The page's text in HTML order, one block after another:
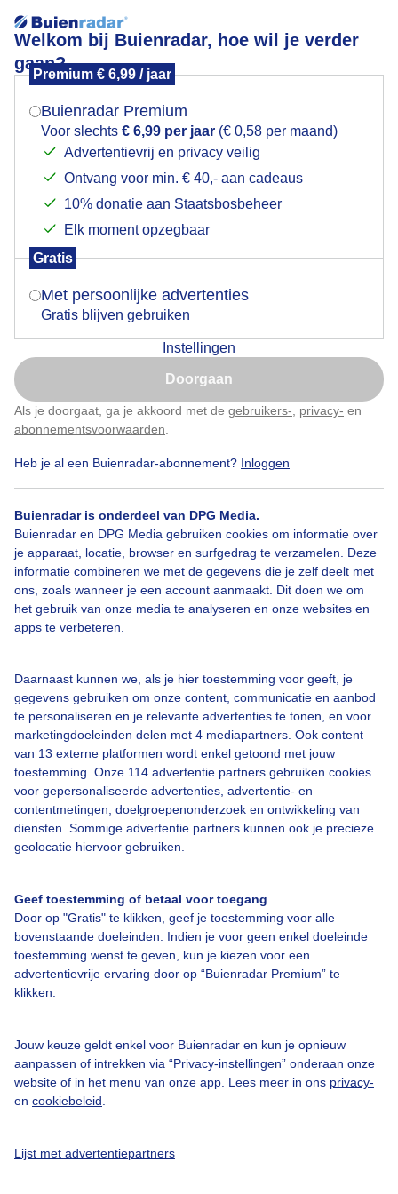
Welkom bij Buienradar, hoe wil je verder
gaan?
Premium € 6,99 / jaar
Buienradar Premium
Voor slechts € 6,99 per jaar (€ 0,58 per maand)
Advertentievrij en privacy veilig
Ontvang voor min. € 40,- aan cadeaus
10% donatie aan Staatsbosbeheer
Elk moment opzegbaar
Gratis
Met persoonlijke advertenties
Gratis blijven gebruiken
Instellingen
Doorgaan
Als je doorgaat, ga je akkoord met de gebruikers- privacy- en
abonnementsvoorwaarden
Heb je al een Buienradar-abonnement? Inloggen
Buienradar is onderdeel van DPG Media.
Buienradar en DPG Media gebruiken cookies om informatie over
je apparaat, locatie, browser en surfgedrag te verzamelen. Deze
informatie combineren we met de gegevens die je zelf deelt met
ons, zoals wanneer je een account aanmaakt. Dit doen we om
het gebruik van onze media te analyseren en onze websites en
apps te verbeteren.
Daarnaast kunnen we, als je hier toestemming voor geeft, je
gegevens gebruiken om onze content, communicatie en aanbod
te personaliseren en je relevante advertenties te tonen, en voor
marketingdoeleinden delen met 4 mediapartners. Ook content
van 13 externe platformen wordt enkel getoond met jouw
toestemming. Onze 114 advertentie partners gebruiken cookies
voor gepersonaliseerde advertenties, advertentie- en
contentmetingen, doelgroepenonderzoek en ontwikkeling van
diensten. Sommige advertentie partners kunnen ook je precieze
geolocatie hiervoor gebruiken.
Geef toestemming of betaal voor toegang
Door op "Gratis" te klikken, geef je toestemming voor alle
bovenstaande doeleinden. Indien je voor geen enkel doeleinde
toestemming wenst te geven, kun je kiezen voor een
advertentievrije ervaring door op “Buienradar Premium” te
klikken.
Jouw keuze geldt enkel voor Buienradar en kun je opnieuw
aanpassen of intrekken via “Privacy-instellingen” onderaan onze
website of in het menu van onze app. Lees meer in ons privacy-
en cookiebeleid
Lijst met advertentiepartners
Aardappelplanten bewateren!
Zomerse dag!
Aardappelplanten Zomer
Bekijk slideshow
Een moment geduld aub...
Bedrijfsgegevens
Veelgestelde vragen
Contact
Gebruikersvoorwaarden
Adverteren
Buienradar Team
Mogen we je locatie gebruiken voor het
Indien je hier nog geen akkoord op hebt gegeven,
verschijnt er zo een pop-up uit je browser waarin
Is goed, toon de popup
Nu niet, misschien later
Klik hierom dit aan te passen